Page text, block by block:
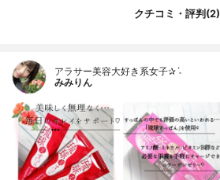
クチコミ・評判(2)
アラサー美容大好き系女子✰ˊ˗
みみりん